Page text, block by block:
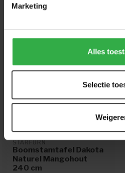
Marketing
Alles
Selectie
STARFURN
Boomstamtafel Dakota
Naturel Mangohout
240 cm